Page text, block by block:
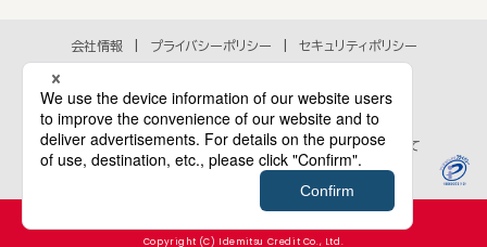
会社情報 プライバシーポリシー
セキュリティポリシー
個人情報の取扱いに関するお問い合わせ
当ウェブサイトのご利用にあたって
Cookie等のウェブサイト行動履歴情報の取扱いについて
Copyright (C) Idemitsu Credit Co., Ltd.